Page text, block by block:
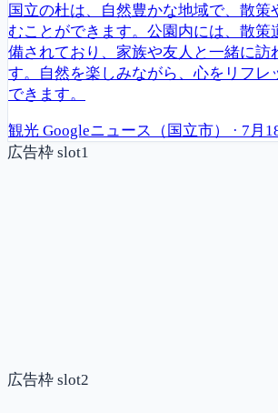
国立の杜は、自然豊かな地域で、散策
むことができます。公園内には、散策
備されており、家族や友人と一緒に訪
す。自然を楽しみながら、心をリフレ
できます。
観光 Googleニュース（国立市） · 7月
広告枠 slot1
広告枠 slot2